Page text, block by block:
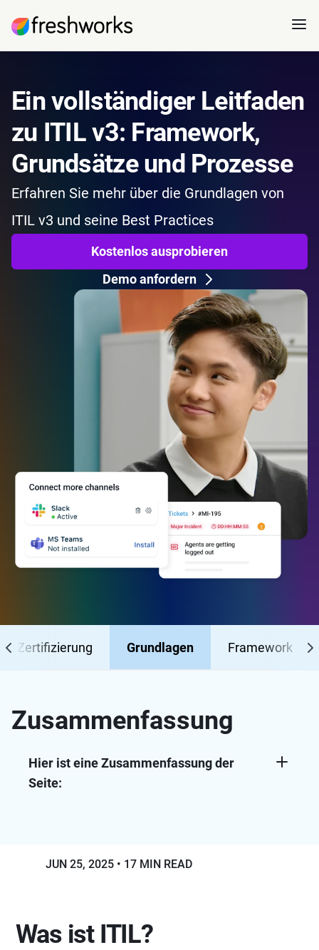
Ein vollständiger Leitfaden
zu ITIL v3: Framework,
Grundsätze und Prozesse
Erfahren Sie mehr über die Grundlagen von
ITIL v3 und seine Best Practices
Kostenlos ausprobieren
Demo anfordern
Zertifizierung Grundlagen Framework
Zusammenfassung
Hier ist eine Zusammenfassung der
Seite:
kontinuierliche Serviceverbesserung.
die Fokussierung auf Wert, Design für
Erlebnis, Anfangen dort, wo man ist,
JUN 25, 2025 17 MIN READ
Was ist ITIL?